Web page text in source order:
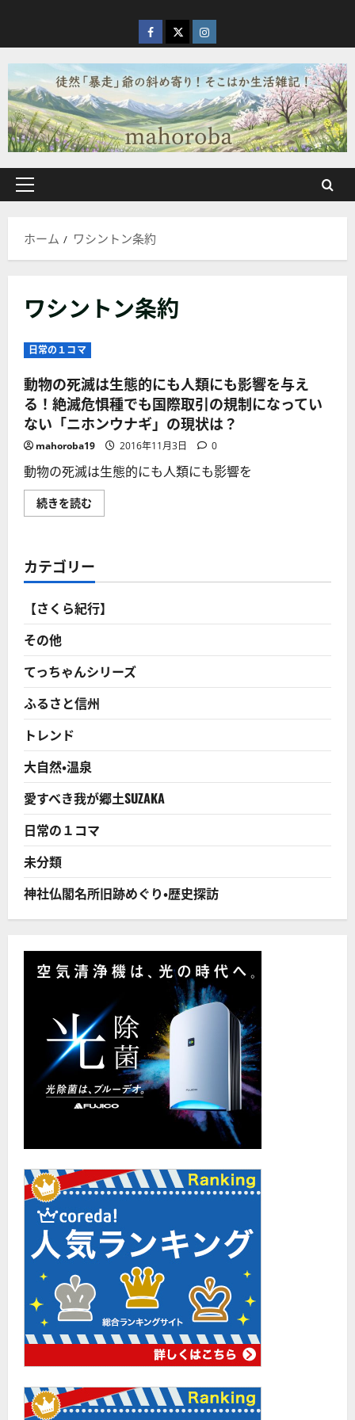
を
ス
キ
ッ
プ
facebook
X Instagram
メ
ン
ー
ホーム ワシントン条約
ワシントン条約
日常の１コマ
動物の死滅は生態的にも人類にも影響を与え
る！絶滅危惧種でも国際取引の規制になってい
ない「ニホンウナギ」の現状は？
mahoroba19 2016年11月3日 0
動物の死滅は生態的にも人類にも影響を
続きを読む
物
生
態
に
も
人
も
影
響
を
与
え
る！
惧
種
で
も
国
際
取
引
制
に
な
て
「ニ
ホ
ナ
ギ」
の
現
状
は？
つ
い
て
に
む
カテゴリー
【さくら紀行】
その他
てっちゃんシリーズ
ふるさと信州
トレンド
大自然・温泉
愛すべき我が郷土SUZAKA
日常の１コマ
未分類
神社仏閣名所旧跡めぐり・歴史探訪